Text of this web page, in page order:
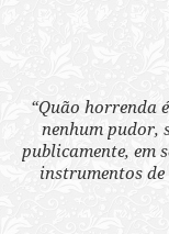
“Quão horrenda
nenhum pudor,
publicamente, em
instrumentos de